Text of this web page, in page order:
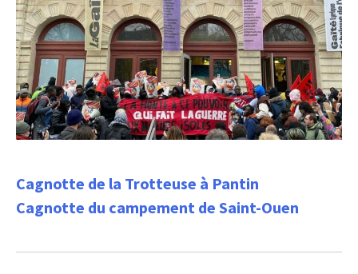
Cagnotte de la Trotteuse à Pantin
Cagnotte du campement de Saint-Ouen